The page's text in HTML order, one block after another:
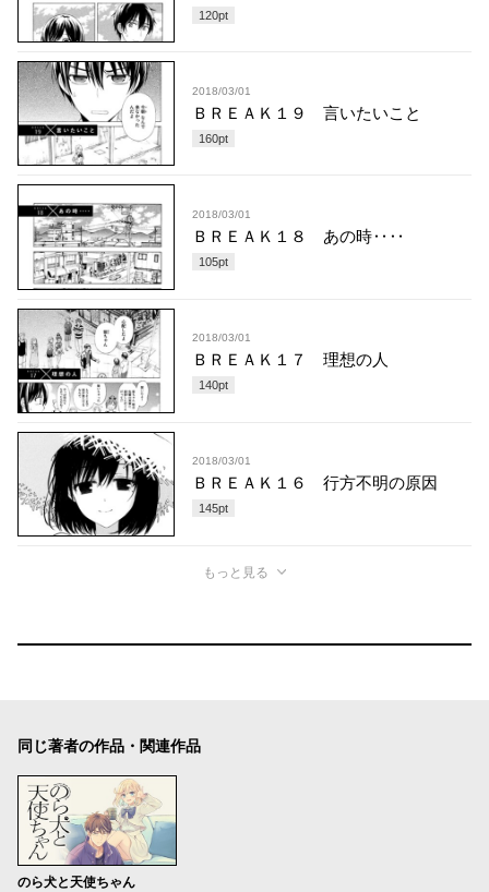
120pt
2018/03/01
ＢＲＥＡＫ１９ 言いたいこと
160pt
2018/03/01
ＢＲＥＡＫ１８ あの時‥‥
105pt
2018/03/01
ＢＲＥＡＫ１７ 理想の人
140pt
2018/03/01
ＢＲＥＡＫ１６ 行方不明の原因
145pt
もっと見る
同じ著者の作品・関連作品
のら犬と天使ちゃん